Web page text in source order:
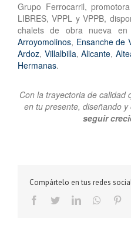
Grupo Ferrocarril,
LIBRES, VPPL y VPPB,
chalets de obra nueva en
Arroyomolinos, Ensanche de
Ardoz, Villalbilla, Alicante,
Hermanas.
Con la trayectoria de calidad
en tu presente, diseñando
seguir
Compártelo en tus redes
Facebook
TwitterLinkedIn